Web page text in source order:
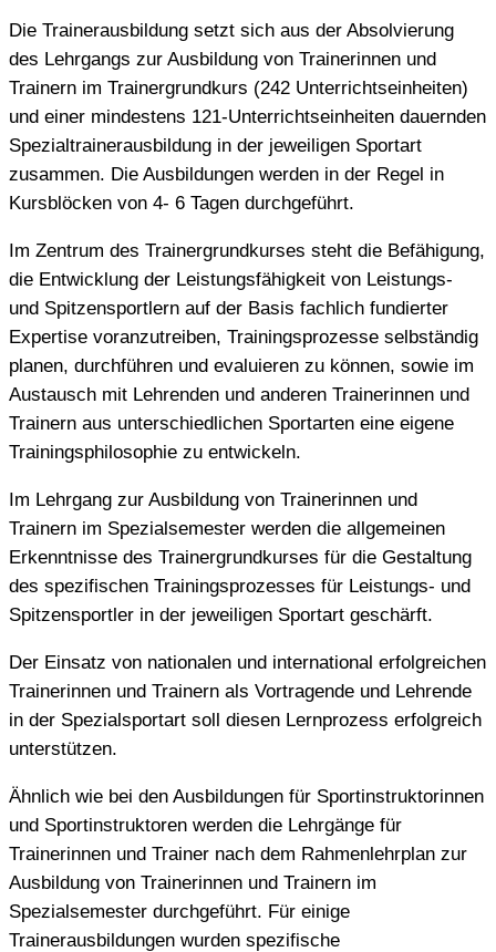
Die Trainerausbildung setzt sich aus der Absolvierung
des Lehrgangs zur Ausbildung von Trainerinnen und
Trainern im Trainergrundkurs (242 Unterrichtseinheiten)
und einer mindestens 121-Unterrichtseinheiten dauernden
Spezialtrainerausbildung in der jeweiligen Sportart
zusammen. Die Ausbildungen werden in der Regel in
Kursblöcken von 4- 6 Tagen durchgeführt.
Im Zentrum des Trainergrundkurses steht die Befähigung,
die Entwicklung der Leistungsfähigkeit von Leistungs-
und Spitzensportlern auf der Basis fachlich fundierter
Expertise voranzutreiben, Trainingsprozesse selbständig
planen, durchführen und evaluieren zu können, sowie im
Austausch mit Lehrenden und anderen Trainerinnen und
Trainern aus unterschiedlichen Sportarten eine eigene
Trainingsphilosophie zu entwickeln.
Im Lehrgang zur Ausbildung von Trainerinnen und
Trainern im Spezialsemester werden die allgemeinen
Erkenntnisse des Trainergrundkurses für die Gestaltung
des spezifischen Trainingsprozesses für Leistungs- und
Spitzensportler in der jeweiligen Sportart geschärft.
Der Einsatz von nationalen und international erfolgreichen
Trainerinnen und Trainern als Vortragende und Lehrende
in der Spezialsportart soll diesen Lernprozess erfolgreich
unterstützen.
Ähnlich wie bei den Ausbildungen für Sportinstruktorinnen
und Sportinstruktoren werden die Lehrgänge für
Trainerinnen und Trainer nach dem Rahmenlehrplan zur
Ausbildung von Trainerinnen und Trainern im
Spezialsemester durchgeführt. Für einige
Trainerausbildungen wurden spezifische